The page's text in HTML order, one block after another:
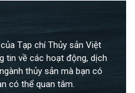
Tạp chí Thủy sản Việt
tin về các hoạt động, dịch
thủy sản mà bạn có
có thể quan tâm.